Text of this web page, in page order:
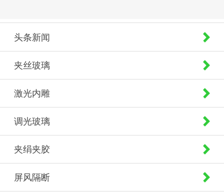
头条新闻
夹丝玻璃
激光内雕
调光玻璃
夹绢夹胶
屏风隔断